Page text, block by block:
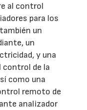
al control
para los
un
un
y una
control de la
como una
remoto de
analizador